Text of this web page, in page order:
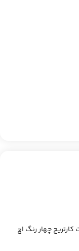
چهار رنگ اچ